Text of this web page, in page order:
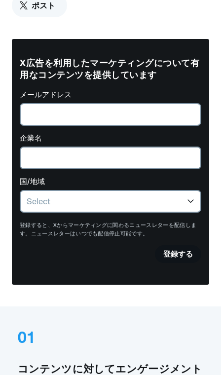
ポスト
X広告を利用したマーケティングについて有
用なコンテンツを提供しています
メールアドレス
企業名
国/地域
登録すると、Xからマーケティングに関わるニュースレターを配信しま
す。ニュースレターはいつでも配信停止可能です。
登録する
01
コンテンツに対してエンゲージメント